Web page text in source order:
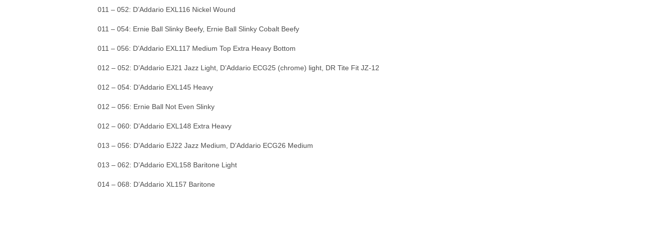
011 – 052: D’Addario EXL116 Nickel Wound
011 – 054: Ernie Ball Slinky Beefy, Ernie Ball Slinky Cobalt Beefy
011 – 056: D’Addario EXL117 Medium Top Extra Heavy Bottom
012 – 052: D’Addario EJ21 Jazz Light, D’Addario ECG25 (chrome) light, DR Tite Fit JZ-12
012 – 054: D’Addario EXL145 Heavy
012 – 056: Ernie Ball Not Even Slinky
012 – 060: D’Addario EXL148 Extra Heavy
013 – 056: D’Addario EJ22 Jazz Medium, D’Addario ECG26 Medium
013 – 062: D’Addario EXL158 Baritone Light
014 – 068: D’Addario XL157 Baritone